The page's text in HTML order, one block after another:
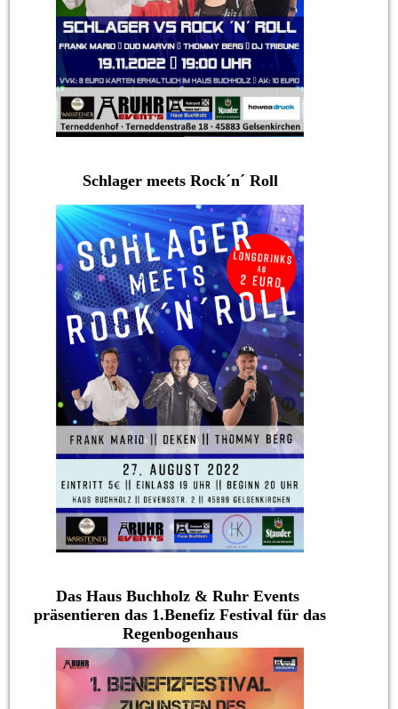
Schlager meets Rock´n´ Roll
Das Haus Buchholz & Ruhr Events
präsentieren das 1.Benefiz Festival für das
Regenbogenhaus